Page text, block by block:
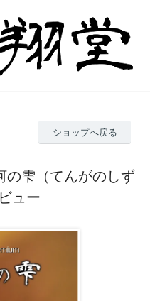
ショップへ戻る
の雫（てんがのしず
ュー